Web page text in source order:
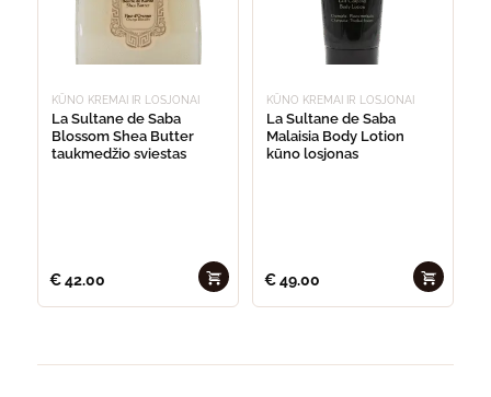
KŪNO KREMAI IR LOSJONAI
La Sultane de Saba
Blossom Shea Butter
taukmedžio sviestas
€42.00
KŪNO KREMAI IR LOSJONAI
La Sultane de Saba
Malaisia Body Lotion
kūno losjonas
€49.00